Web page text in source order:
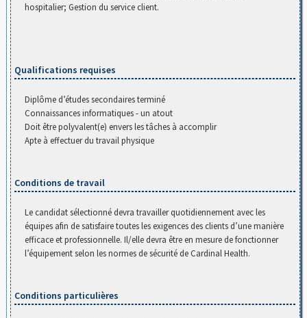
hospitalier; Gestion du service client.
Qualifications requises
Diplôme d’études secondaires terminé
Connaissances informatiques - un atout
Doit être polyvalent(e) envers les tâches à accomplir
Apte à effectuer du travail physique
Conditions de travail
Le candidat sélectionné devra travailler quotidiennement avec les
équipes afin de satisfaire toutes les exigences des clients d’une manière
efficace et professionnelle. Il/elle devra être en mesure de fonctionner
l’équipement selon les normes de sécurité de Cardinal Health.
Conditions particulières